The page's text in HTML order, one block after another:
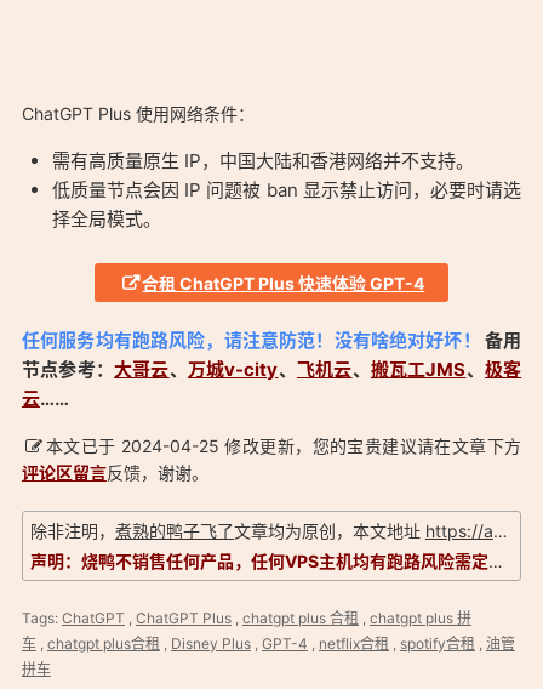
ChatGPT Plus 使用网络条件：
需有高质量原生 IP，中国大陆和香港网络并不支持。
低质量节点会因 IP 问题被 ban 显示禁止访问，必要时请选
择全局模式。
合租 ChatGPT Plus 快速体验 GPT-4
「仅￥30元ChatGPT Plus合租快速体验GPT-4！：
https://aduck.win/199/」
任何服务均有跑路风险，请注意防范！没有啥绝对好坏！
备用
节点参考：大哥云、 万城v-city、 飞机云、 搬瓦工JMS、 极客
云……
本文已于 2024-04-25 修改更新，您的宝贵建议请在文章下方
评论区留言反馈，谢谢。
除非注明， 煮熟的鸭子飞了文章均为原创，本文地址 https://aduck.win/199/
声明：烧鸭不销售任何产品，任何VPS主机均有跑路风险需定期备份，信息以实际为准，评测仅供参考！
Tags: ChatGPT ChatGPT Plus, chatgpt plus 合租
chatgpt plus 拼
车, chatgpt plus合租 Disney Plus, GPT-4 netflix合租 spotify合租
油管
拼车